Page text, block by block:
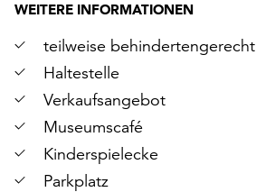
WEITERE INFORMATIONEN
teilweise behindertengerecht
Haltestelle
Verkaufsangebot
Museumscafé
Kinderspielecke
Parkplatz